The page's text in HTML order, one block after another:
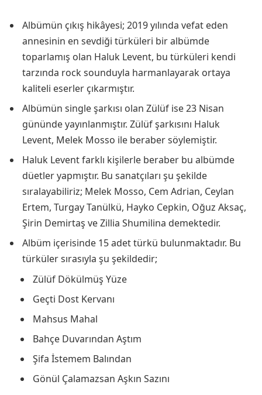
Albümün çıkış hikâyesi; 2019 yılında vefat eden
annesinin en sevdiği türküleri bir albümde
toparlamış olan Haluk Levent, bu türküleri kendi
tarzında rock sounduyla harmanlayarak ortaya
kaliteli eserler çıkarmıştır.
Albümün single şarkısı olan Zülüf ise 23 Nisan
gününde yayınlanmıştır. Zülüf şarkısını Haluk
Levent, Melek Mosso ile beraber söylemiştir.
Haluk Levent farklı kişilerle beraber bu albümde
düetler yapmıştır. Bu sanatçıları şu şekilde
sıralayabiliriz; Melek Mosso, Cem Adrian, Ceylan
Ertem, Turgay Tanülkü, Hayko Cepkin, Oğuz Aksaç,
Şirin Demirtaş ve Zillia Shumilina demektedir.
Albüm içerisinde 15 adet türkü bulunmaktadır. Bu
türküler sırasıyla şu şekildedir;
Zülüf Dökülmüş Yüze
Geçti Dost Kervanı
Mahsus Mahal
Bahçe Duvarından Aştım
Şifa İstemem Balından
Gönül Çalamazsan Aşkın Sazını